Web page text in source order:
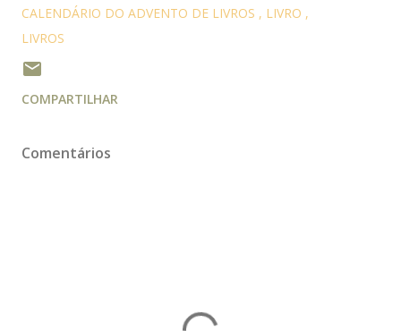
CALENDÁRIO DO ADVENTO DE LIVROS
LIVRO
LIVROS
COMPARTILHAR
Comentários